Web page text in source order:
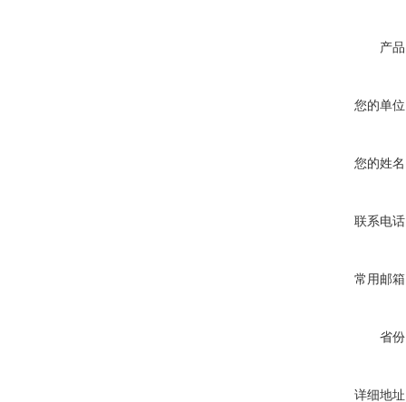
产
您的单
您的姓
联系电
常用邮
省
详细地